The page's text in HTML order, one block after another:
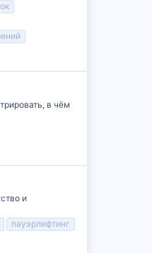
в чём
и
пауэрлифтинг